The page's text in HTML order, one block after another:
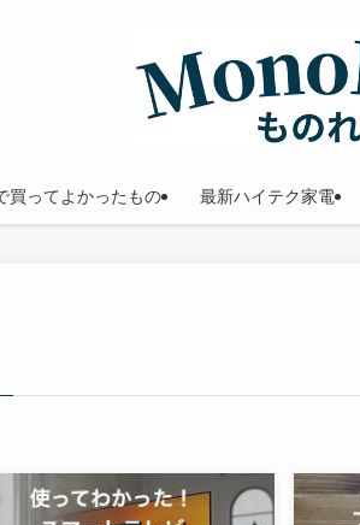
買ってよかったもの 最新ハイテク家電